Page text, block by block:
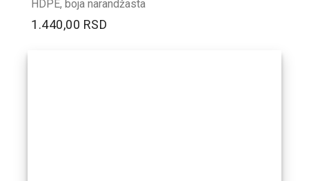
HDPE, boja narandžasta
1.440,00 RSD